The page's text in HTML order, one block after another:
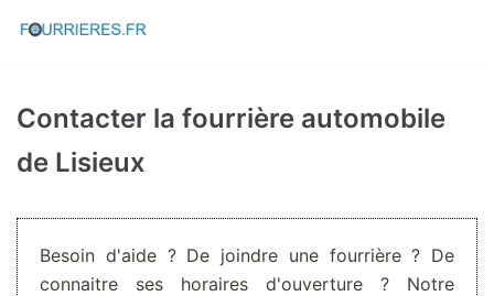
Aller
Contacter la fourrière automobile
de Lisieux
Besoin d'aide ? De joindre une fourrière ? De
connaitre ses horaires d'ouverture ? Notre